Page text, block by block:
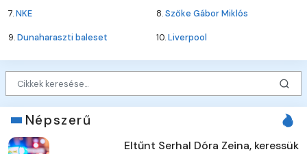
7.NKE 8.Szőke Gábor Miklós
9.Dunaharaszti baleset 10.Liverpool
Népszerű
Eltűnt Serhal Dóra Zeina, keressük